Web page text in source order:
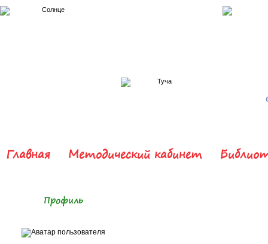
Главная Методический кабинет
Профиль